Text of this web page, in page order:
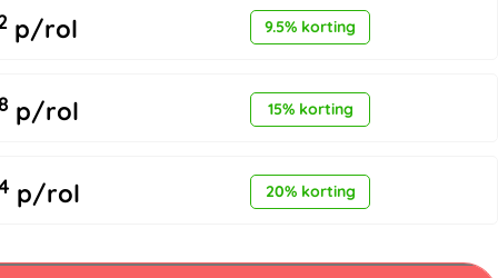
p/rol 9.5% korting
p/rol 15% korting
p/rol 20% korting